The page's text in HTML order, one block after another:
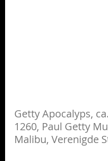
Getty Apocalyps,
1260, Paul Getty
Malibu, Verenigde